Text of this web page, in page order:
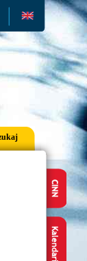
Publikacje